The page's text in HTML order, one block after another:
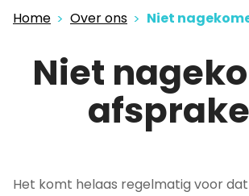
Home
Over ons Niet
Niet
Het komt helaas regelmatig voor